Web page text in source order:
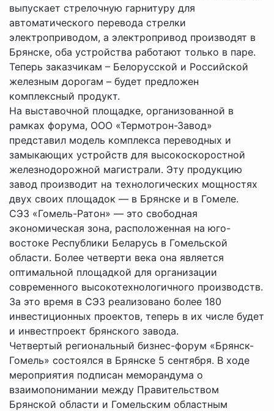
выпускает стрелочную гарнитуру для
автоматического перевода стрелки
электроприводом, а электропривод производят в
Брянске, оба устройства работают только в паре.
Теперь заказчикам – Белорусской и Российской
железным дорогам – будет предложен
комплексный продукт.
На выставочной площадке, организованной в
рамках форума, ООО «Термотрон-Завод»
представил модель комплекса переводных и
замыкающих устройств для высокоскоростной
железнодорожной магистрали. Эту продукцию
завод производит на технологических мощностях
двух своих площадок — в Брянске и в Гомеле.
СЭЗ «Гомель-Ратон» — это свободная
экономическая зона, расположенная на юго-
востоке Республики Беларусь в Гомельской
области. Более четверти века она является
оптимальной площадкой для организации
современного высокотехнологичного производств.
За это время в СЭЗ реализовано более 180
инвестиционных проектов, теперь в их числе будет
и инвестпроект брянского завода.
Четвертый региональный бизнес-форум «Брянск-
Гомель» состоялся в Брянске 5 сентября. В ходе
мероприятия подписан меморандума о
взаимопонимании между Правительством
Брянской области и Гомельским областным